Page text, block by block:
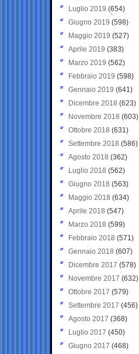
Luglio 2019 (654)
Giugno 2019 (598)
Maggio 2019 (527)
Aprile 2019 (383)
Marzo 2019 (562)
Febbraio 2019 (598)
Gennaio 2019 (641)
Dicembre 2018 (623)
Novembre 2018 (603)
Ottobre 2018 (631)
Settembre 2018 (586)
Agosto 2018 (362)
Luglio 2018 (562)
Giugno 2018 (563)
Maggio 2018 (634)
Aprile 2018 (547)
Marzo 2018 (599)
Febbraio 2018 (571)
Gennaio 2018 (607)
Dicembre 2017 (578)
Novembre 2017 (632)
Ottobre 2017 (579)
Settembre 2017 (456)
Agosto 2017 (368)
Luglio 2017 (450)
Giugno 2017 (468)